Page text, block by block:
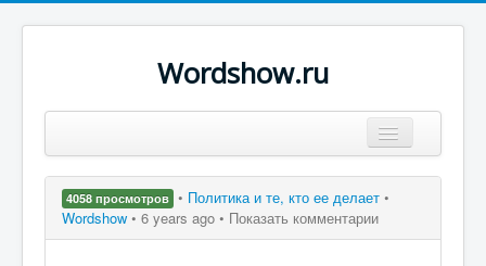
Wordshow.ru
Популярные цитаты
4058 просмотров • Политика и те, кто ее делает •
Wordshow • 6 years ago • Показать комментарии